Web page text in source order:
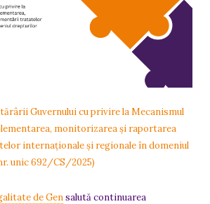
Guvernului cu privire la Mecanismul
monitorizarea și raportarea
internaționale și regionale în domeniul
unic 692/CS/2025)
de Gensalută continuarea